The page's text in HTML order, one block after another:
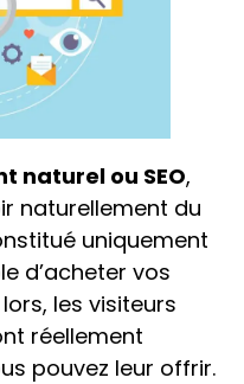
naturel ou SEO,
naturellement du
uniquement
d’acheter vos
les visiteurs
réellement
pouvez leur offrir.